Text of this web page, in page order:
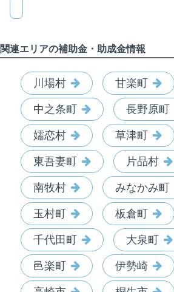
関連エリアの補助金・助成金情報
川場村 甘楽町
中之条町 長野原町
嬬恋村 草津町
東吾妻町 片品村
南牧村 みなかみ町
玉村町 板倉町
千代田町 大泉町
邑楽町 伊勢崎